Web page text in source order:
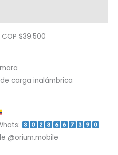
COP $39.500
carga inalámbrica
@orium.mobile